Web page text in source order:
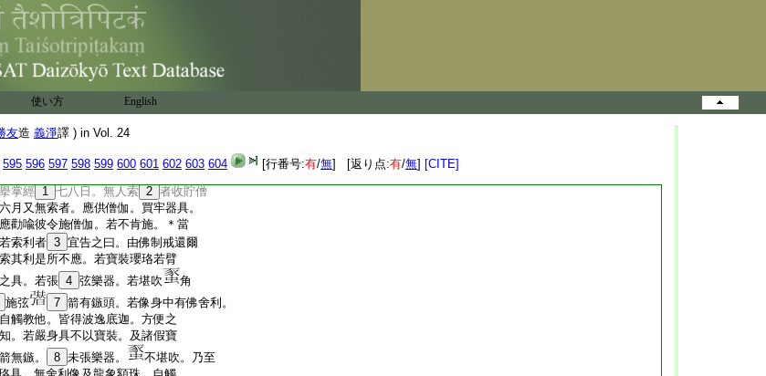
使い方 English
友造 義淨譯 ) in Vol. 24
595 596 597 598 599 600 601 602 603 604 [行番号:有/無] [返り点:有/無] [CITE]
金銀琉璃。硨磲碼碯。珊瑚
及牟 18
薩羅帝青大青。日月光等。
類者。謂鬪戰具。所有兵刃。或管樂所
。自捉者。謂自身觸。遣他者。謂教
者。謂俗人舍。捉他金嚢欲爲藏擧
20 記識同即宜還彼。若差互者
22 得於此爲輕棄心。無主來索收歸住
掌經 1 七八日。無人索 2 者收貯僧
月又無索者。應供僧伽。買牢器具。
勸喩彼令施僧伽。若不肯施。＊當
索利者 3 宜告之曰。由佛制戒還爾
其利是所不應。若寶裝瓔珞若臂
具。若張 4 弦樂器。若堪吹
角
施弦 7 箭有鏃頭。若像身中有佛舍利。
觸教他。皆得波逸底迦。方便之
。若嚴身具不以寶裝。及諸假寶
無鏃。 8 未張樂器。
不堪吹。乃至